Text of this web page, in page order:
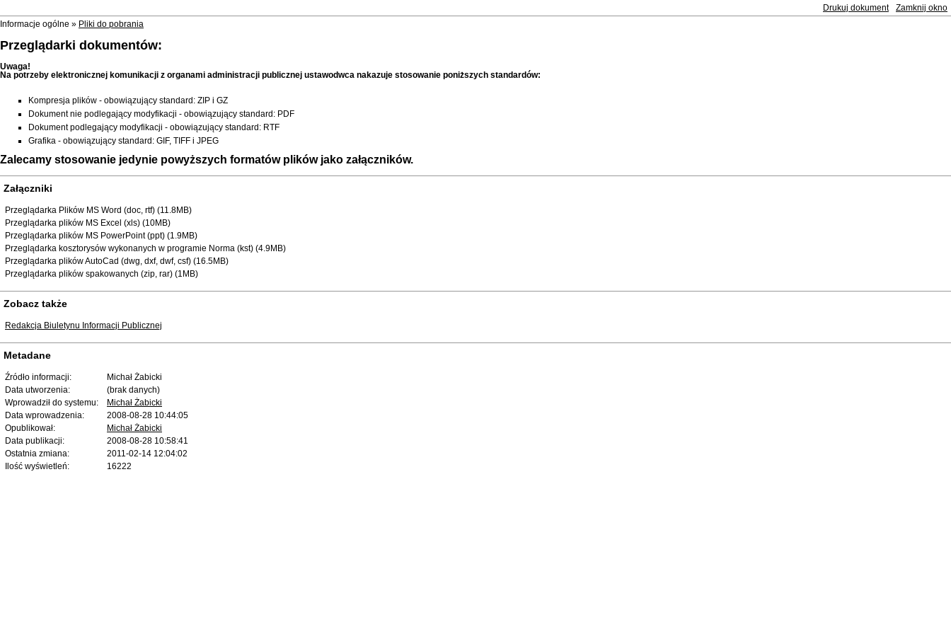
Zamknij okno
Drukuj dokument
Informacje ogólne » Pliki do pobrania
Przeglądarki dokumentów:
Uwaga!
Na potrzeby elektronicznej komunikacji z organami administracji publicznej ustawodwca nakazuje stosowanie poniższych standardów:
Kompresja plików - obowiązujący standard: ZIP i GZ
Dokument nie podlegający modyfikacji - obowiązujący standard: PDF
Dokument podlegający modyfikacji - obowiązujący standard: RTF
Grafika - obowiązujący standard: GIF, TIFF i JPEG
Zalecamy stosowanie jedynie powyższych formatów plików jako załączników.
Załączniki
Przeglądarka Plików MS Word (doc, rtf) (11.8MB)
Przeglądarka plików MS Excel (xls) (10MB)
Przeglądarka plików MS PowerPoint (ppt) (1.9MB)
Przeglądarka kosztorysów wykonanych w programie Norma (kst) (4.9MB)
Przeglądarka plików AutoCad (dwg, dxf, dwf, csf) (16.5MB)
Przeglądarka plików spakowanych (zip, rar) (1MB)
Zobacz także
Redakcja Biuletynu Informacji Publicznej
Metadane
Źródło informacji:
Michał Żabicki
Data utworzenia:
(brak danych)
Wprowadził do systemu:
Michał Żabicki
Data wprowadzenia:
2008-08-28 10:44:05
Opublikował:
Michał Żabicki
Data publikacji:
2008-08-28 10:58:41
Ostatnia zmiana:
2011-02-14 12:04:02
Ilość wyświetleń:
16222